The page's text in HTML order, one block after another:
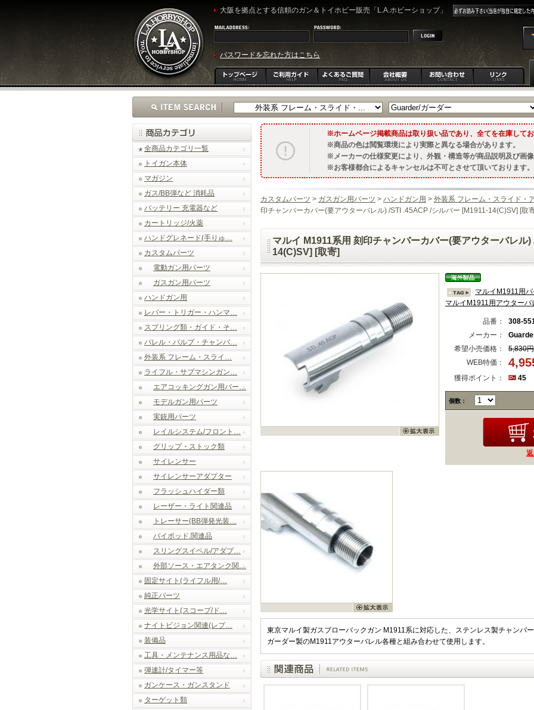
大阪を拠点とする信頼のガン＆トイホビー販売「L.A.ホビーショップ」
パスワードを忘れた方はこちら
全商品カテゴリ一覧
トイガン本体
マガジン
ガス/BB弾など 消耗品
バッテリー 充電器など
カートリッジ/火薬
ハンドグレネード(手りゅ…
カスタムパーツ
電動ガン用パーツ
ガスガン用パーツ
ハンドガン用
レバー・トリガー・ハンマ…
スプリング類・ガイド・そ…
バレル・バルブ・チャンバ…
外装系 フレーム・スライ…
ライフル・サブマシンガン…
エアコッキングガン用パー…
モデルガン用パーツ
実銃用パーツ
レイルシステム/フロント…
グリップ・ストック類
サイレンサー
サイレンサーアダプター
フラッシュハイダー類
レーザー・ライト関連品
トレーサー(BB弾発光装…
バイポッド.関連品
スリングスイベル/アダプ…
外部ソース・エアタンク関…
固定サイト(ライフル用/…
純正パーツ
光学サイト(スコープ/ド…
ナイトビジョン関連(レプ…
装備品
工具・メンテナンス用品な…
弾速計/タイマー等
ガンケース・ガンスタンド
ターゲット類
ホームページ掲載商品は取り扱い品であり、全てを在庫してお
商品の色は閲覧環境により実際と異なる場合があります。
メーカーの仕様変更により、外観・構造等が商品説明及び画
お客様都合によるキャンセルは不可とさせて頂いております。
カスタムパーツ > ガスガン用パーツ > ハンドガン用 > 外装系 フレーム・スライド・
印チャンバーカバー(要アウターバレル) /STI .45ACP /シルバー [M1911-14(C)SV] [取
マルイ M1911系用 刻印チャンバーカバー(要アウターバレル
14(C)SV] [取寄]
マルイM1911用パ
マルイM1911用アウターバ
品番：
308-
メーカー：
希望小売価格：
5,830円
WEB特価：
獲得ポイント：
45
個数：
東京マルイ製ガスブローバックガン M1911系に対応した、ステンレス製チャンバー
ガーダー製のM1911アウターバレル各種と組み合わせて使用します。